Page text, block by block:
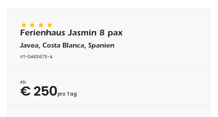
Ferienhaus Jasmin 8 pax
Javea, Costa Blanca, Spanien
VT-0463673-A
Ab
€ 250pro Tag